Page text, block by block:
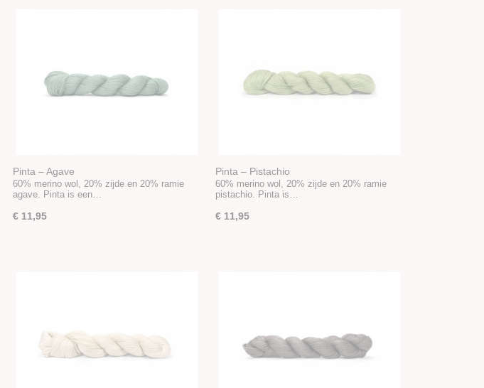
Pinta – Agave
60% merino wol, 20% zijde en 20% ramie
agave. Pinta is een…
€ 11,95
Pinta – Pistachio
60% merino wol, 20% zijde en 20% ramie
pistachio. Pinta is…
€ 11,95